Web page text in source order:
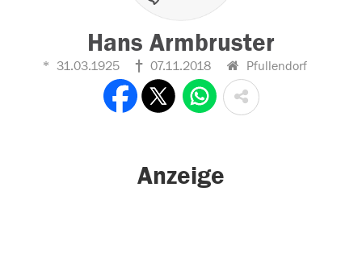
Hans Armbruster
31.03.1925 07.11.2018 Pfullendorf
Anzeige